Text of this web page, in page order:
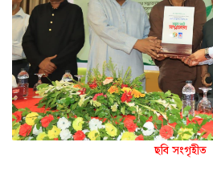
ছবি সংগৃহীত